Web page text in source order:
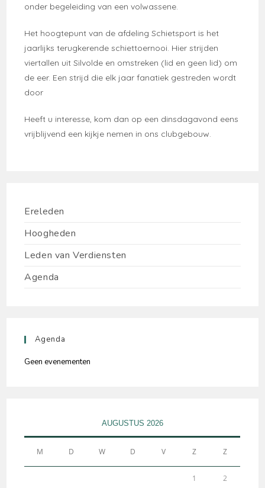
onder begeleiding van een volwassene.
Het hoogtepunt van de afdeling Schietsport is het
jaarlijks terugkerende schiettoernooi. Hier strijden
viertallen uit Silvolde en omstreken (lid en geen lid) om
de eer. Een strijd die elk jaar fanatiek gestreden wordt
door
Heeft u interesse, kom dan op een dinsdagavond eens
vrijblijvend een kijkje nemen in ons clubgebouw.
Ereleden
Hoogheden
Leden van Verdiensten
Agenda
Agenda
Geen evenementen
AUGUSTUS 2026
M D W D V Z Z
1 2